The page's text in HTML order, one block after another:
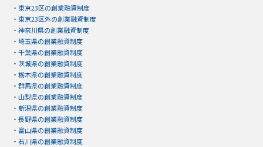
・ 東京23区の創業融資制度
・ 東京23区外の創業融資制度
・ 神奈川県の創業融資制度
・ 埼玉県の創業融資制度
・ 千葉県の創業融資制度
・ 茨城県の創業融資制度
・ 栃木県の創業融資制度
・ 群馬県の創業融資制度
・ 山梨県の創業融資制度
・ 新潟県の創業融資制度
・ 長野県の創業融資制度
・ 富山県の創業融資制度
・ 石川県の創業融資制度